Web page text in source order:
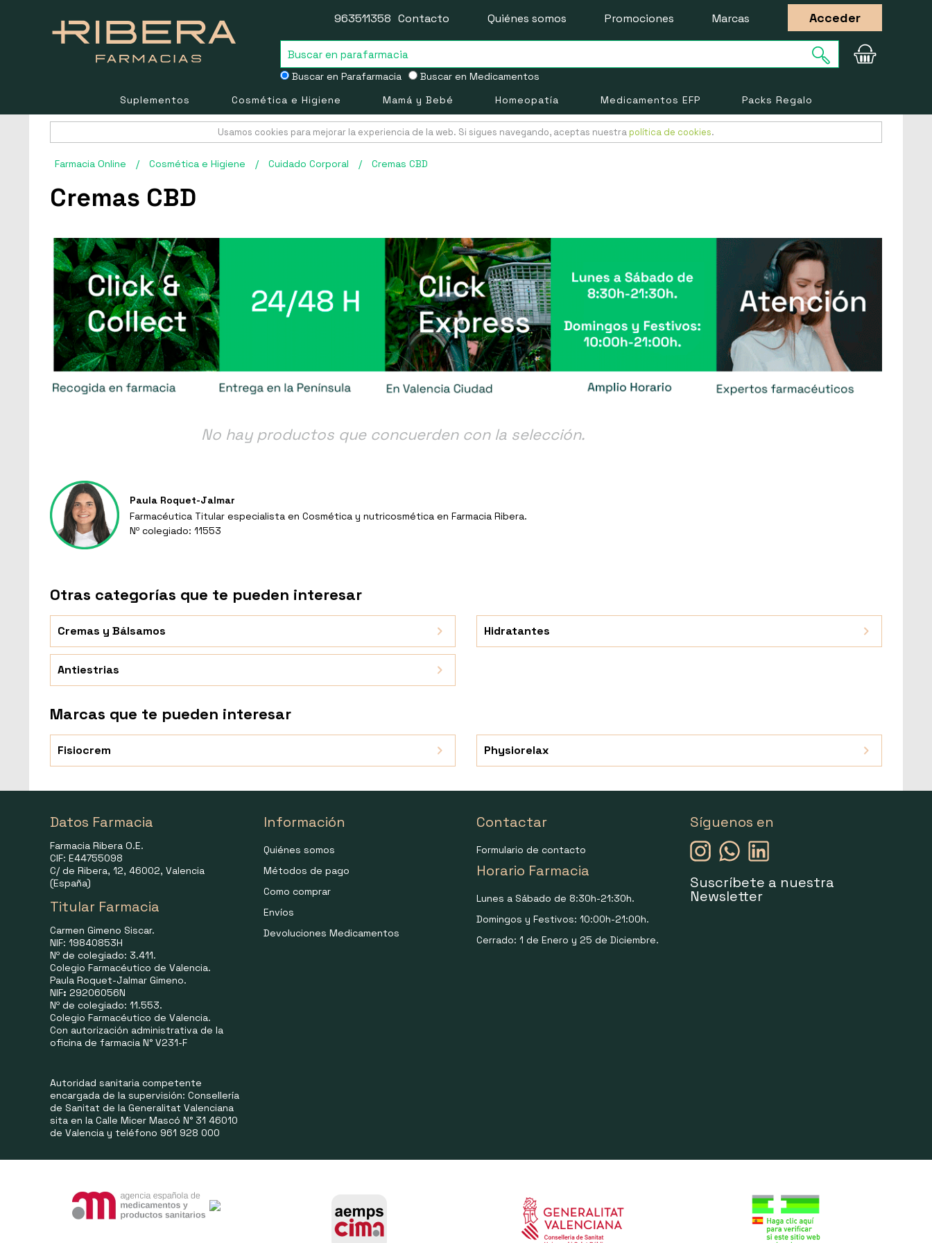
Buscar en Parafarmacia Buscar en Medicamentos
963511358 Contacto Quiénes somos Promociones Marcas Acceder
Suplementos Cosmética e Higiene Mamá y Bebé Homeopatía Medicamentos EFP Packs Regalo
Usamos cookies para mejorar la experiencia de la web. Si sigues navegando, aceptas nuestra política de cookies.
Farmacia Online / Cosmética e Higiene / Cuidado Corporal / Cremas CBD
Cremas CBD
No hay productos que concuerden con la selección.
Paula Roquet-Jalmar
Farmacéutica Titular especialista en Cosmética y nutricosmética en Farmacia Ribera.
Nº colegiado: 11553
Otras categorías que te pueden interesar
Cremas y Bálsamos Hidratantes
Antiestrias
Marcas que te pueden interesar
Fisiocrem Physiorelax
Datos Farmacia
Farmacia Ribera O.E.
CIF: E44755098
C/ de Ribera, 12, 46002, Valencia
(España)
Titular Farmacia
Carmen Gimeno Siscar.
NIF: 19840853H
Nº de colegiado: 3.411.
Colegio Farmacéutico de Valencia.
Paula Roquet-Jalmar Gimeno.
NIF: 29206056N
Nº de colegiado: 11.553.
Colegio Farmacéutico de Valencia.
Con autorización administrativa de la
oficina de farmacia N° V231-F
Autoridad sanitaria competente
encargada de la supervisión: Consellería
de Sanitat de la Generalitat Valenciana
sita en la Calle Micer Mascó N° 31 46010
de Valencia y teléfono 961 928 000
Información
Quiénes somos
Métodos de pago
Como comprar
Envíos
Devoluciones Medicamentos
Contactar
Formulario de contacto
Horario Farmacia
Lunes a Sábado de 8:30h-21:30h.
Domingos y Festivos: 10:00h-21:00h.
Cerrado: 1 de Enero y 25 de Diciembre.
Síguenos en
Suscríbete a nuestra
Newsletter